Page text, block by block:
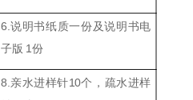
6.说明书纸质一份及说明书电
子版 1份
8.亲水进样针10个，疏水进样